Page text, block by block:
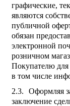
графические,
являются
публичной
обязан
электронной
розничном
Покупателю
в том числе
Оформляя
заключение